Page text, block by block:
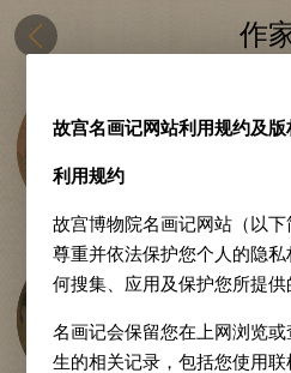
作
故宫名画记网站利用规约及版
利用规约
故宫博物院名画记网站（以下
尊重并依法保护您个人的隐
何搜集、应用及保护您所提供
名画记会保留您在上网浏览
生的相关记录，包括您使用